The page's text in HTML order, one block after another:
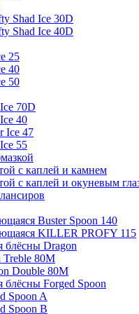
Shad Ice 30D
Shad Ice 40D
25
40
50
70D
40
Ice 47
55
с каплей и камнем
с каплей и окуневым
Buster Spoon 140
KILLER PROFY 115
блёсны Dragon
Treble 80M
Double 80M
Forged Spoon
Spoon A
Spoon B